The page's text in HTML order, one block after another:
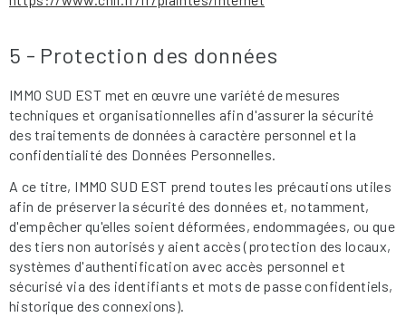
5 - Protection des données
IMMO SUD EST met en œuvre une variété de mesures
techniques et organisationnelles afin d'assurer la sécurité
des traitements de données à caractère personnel et la
confidentialité des Données Personnelles.
A ce titre, IMMO SUD EST prend toutes les précautions utiles
afin de préserver la sécurité des données et, notamment,
d'empêcher qu'elles soient déformées, endommagées, ou que
des tiers non autorisés y aient accès (protection des locaux,
systèmes d'authentification avec accès personnel et
sécurisé via des identifiants et mots de passe confidentiels,
historique des connexions).